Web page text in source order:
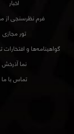
اخبار
فرم نظرسنجی از
تور مجازی
گواهینامه‌ها و افتخارات
نما آذرخش
تماس با ما